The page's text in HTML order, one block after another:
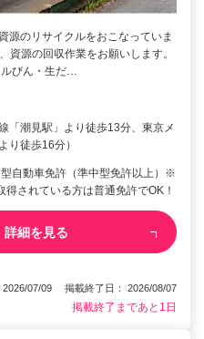
源のリサイクルをおこなっていま
資源の回収作業をお願いします。
ルびん・生だ…
「潮見駅」より徒歩13分、東京メ
り徒歩16分）
自動車免許（準中型免許以上）※
されている方は普通免許でOK！
詳細を見る
2026/07/09 掲載終了日： 2026/08/07
掲載終了まであと1日